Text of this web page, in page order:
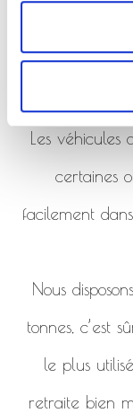
Que ça soit
Les
certaines
facilement
Nous
tonnes, c’est
le plus
retraite bien